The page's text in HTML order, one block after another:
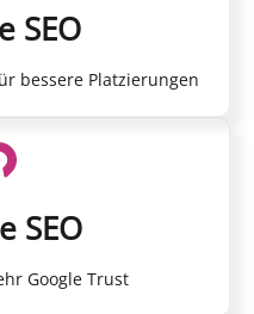
SEO
bessere Platzierungen
SEO
Google Trust